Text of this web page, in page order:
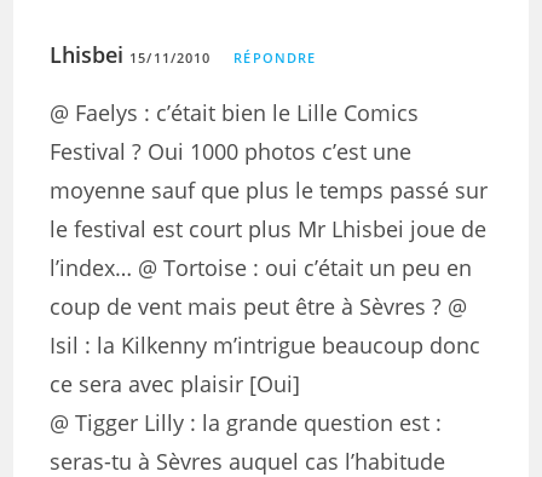
Lhisbei 15/11/2010 RÉPONDRE
@ Faelys : c’était bien le Lille Comics
Festival ? Oui 1000 photos c’est une
moyenne sauf que plus le temps passé sur
le festival est court plus Mr Lhisbei joue de
l’index… @ Tortoise : oui c’était un peu en
coup de vent mais peut être à Sèvres ? @
Isil : la Kilkenny m’intrigue beaucoup donc
ce sera avec plaisir [Oui]
@ Tigger Lilly : la grande question est :
seras-tu à Sèvres auquel cas l’habitude